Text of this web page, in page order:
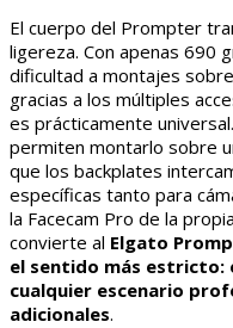
El cuerpo del Prompter
ligereza. Con apenas 690
dificultad a montajes
gracias a los múltiples
es prácticamente
permiten montarlo sobre
que los backplates
específicas tanto para
la Facecam Pro de la
convierte al Elgato
el sentido más estricto:
cualquier escenario
adicionales.